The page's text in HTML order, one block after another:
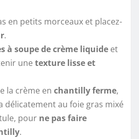
en petits morceaux et placez-
.
à soupe de crème liquide et
une texture lisse et
la crème en chantilly ferme,
délicatement au foie gras mixé
pour ne pas faire
.